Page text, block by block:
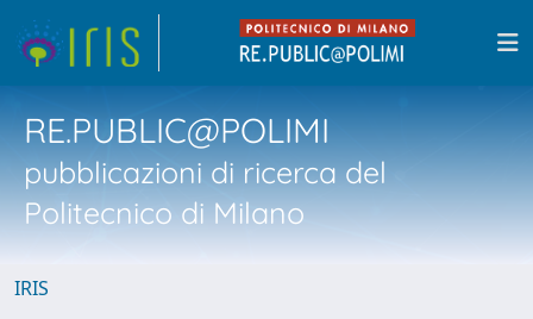
RE.PUBLIC@POLIMI
pubblicazioni di ricerca del
Politecnico di Milano
IRIS